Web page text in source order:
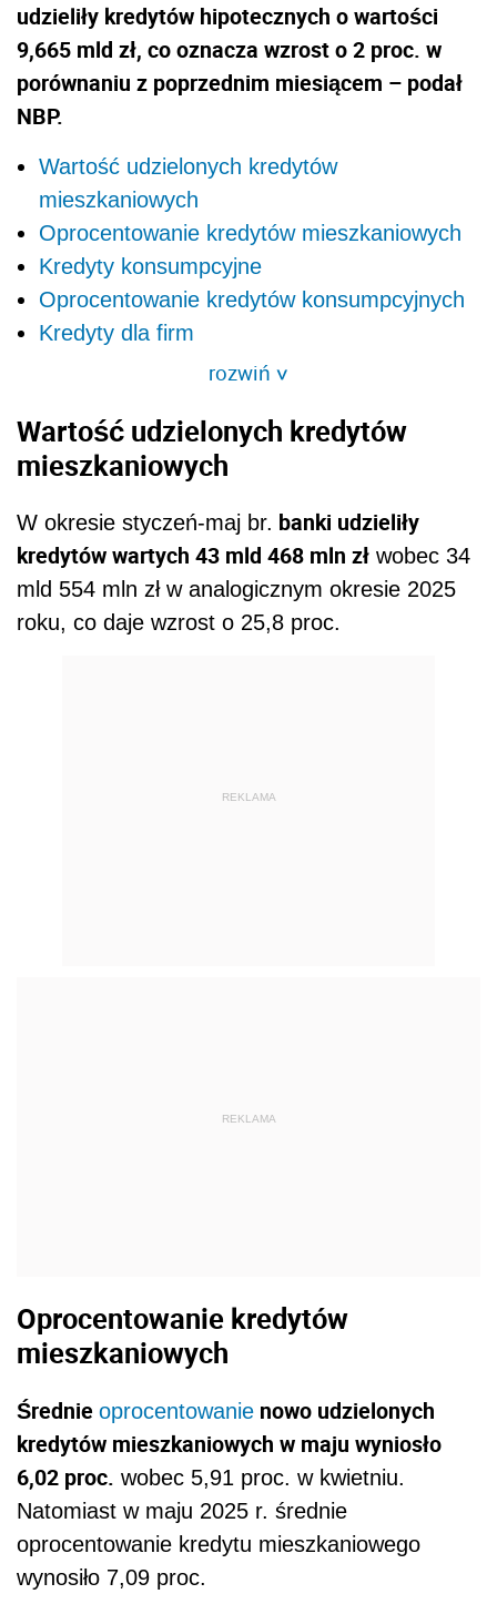
udzieliły kredytów hipotecznych o wartości
9,665 mld zł, co oznacza wzrost o 2 proc. w
porównaniu z poprzednim miesiącem – podał
NBP.
Wartość udzielonych kredytów
mieszkaniowych
Oprocentowanie kredytów mieszkaniowych
Kredyty konsumpcyjne
Oprocentowanie kredytów konsumpcyjnych
Kredyty dla firm
rozwiń>
Wartość udzielonych kredytów
mieszkaniowych
W okresie styczeń-maj br. banki udzieliły
kredytów wartych 43 mld 468 mln zł wobec 34
mld 554 mln zł w analogicznym okresie 2025
roku, co daje wzrost o 25,8 proc.
REKLAMA
REKLAMA
Oprocentowanie kredytów
mieszkaniowych
Średnie oprocentowanie nowo udzielonych
kredytów mieszkaniowych w maju wyniosło
6,02 proc. wobec 5,91 proc. w kwietniu.
Natomiast w maju 2025 r. średnie
oprocentowanie kredytu mieszkaniowego
wynosiło 7,09 proc.